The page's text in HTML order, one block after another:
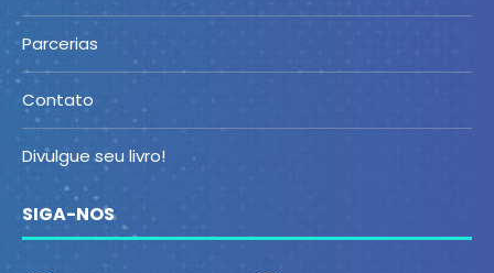
Parcerias
Contato
Divulgue seu livro!
SIGA-NOS